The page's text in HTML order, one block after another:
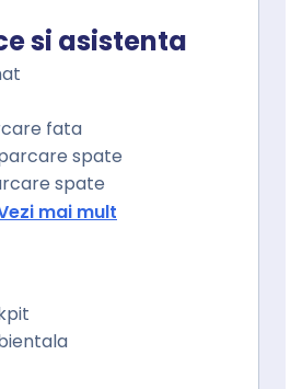
Keyless
electrice
electrice
si asistenta
fata
spate
spate
electrică
rabatabile electric
franare
mai mult